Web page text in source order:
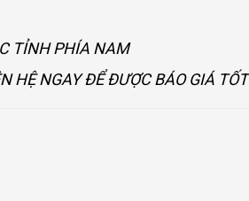
TỈNH PHÍA NAM
HỆ NGAY ĐỂ ĐƯỢC BÁO GIÁ TỐT